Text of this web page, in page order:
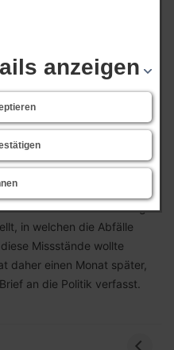
anzeigen
Bilder von der dort
machen und sie uns
ihr euch noch daran.
„Fotografen“ wollten wir mit
Missstände an
machen. Leider sind auf
den Autobahnen zu wenig
in welchen die Abfälle
Missstände wollte
daher einen Monat später,
an die Politik verfasst.